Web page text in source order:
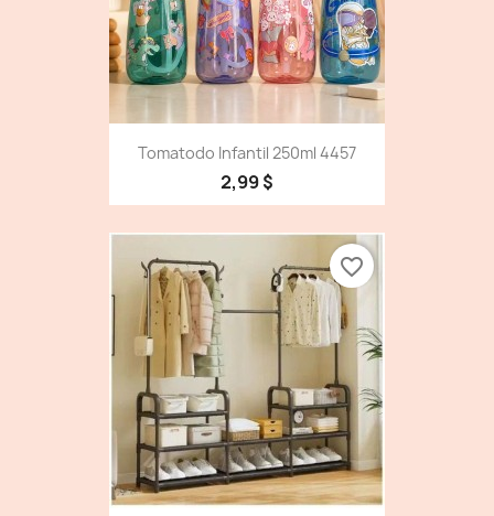
Tomatodo Infantil 250ml 4457
2,99 $
favorite_border